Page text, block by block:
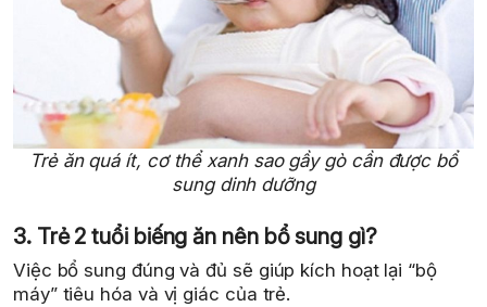
Trẻ ăn quá ít, cơ thể xanh sao gầy gò cần được bổ
sung dinh dưỡng
3. Trẻ 2 tuổi biếng ăn nên bổ sung gì?
Việc bổ sung đúng và đủ sẽ giúp kích hoạt lại “bộ
máy” tiêu hóa và vị giác của trẻ.